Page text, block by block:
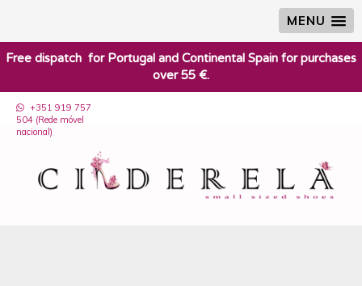
MENU
​Free dispatch for Portugal and Continental Spain for purchases
over 55 €.
+351 919 757
504 (Rede móvel
nacional)